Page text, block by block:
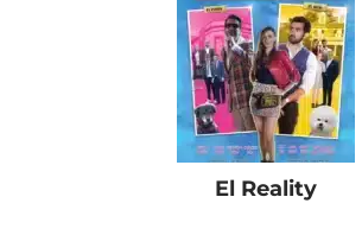
El Reality